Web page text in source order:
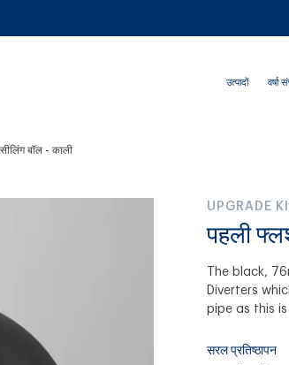
उत्पादों वर्षा
बॉल - काली
UPGRADE
पहली
The black,
Diverters
pipe as this
सरल प्रतिष्ठापन